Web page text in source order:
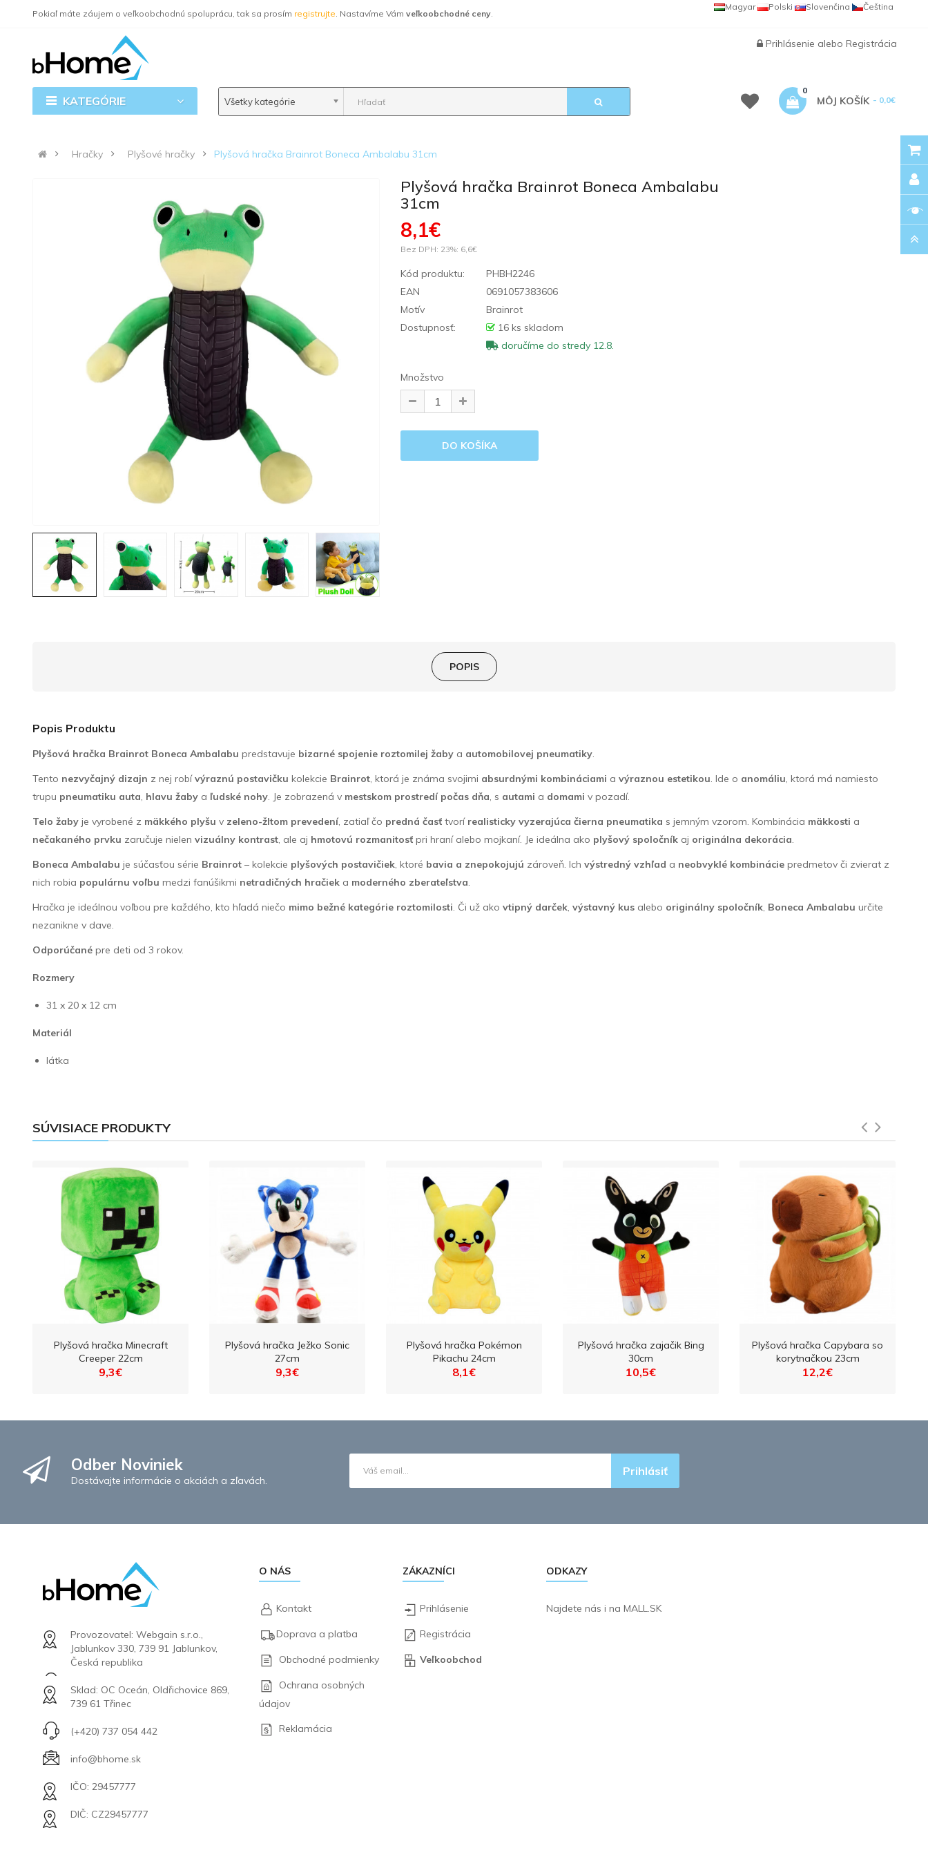
Pokiaľ máte záujem o veľkoobchodnú spoluprácu, tak sa prosím registrujte. Nastavíme Vámveľkoobchodné ceny.
Čeština
Slovenčina
Polski
Magyar
Prihlásenie alebo Registrácia
KATEGÓRIE Všetky kategórie MÔJ KOŠÍK
0
- 0,0€
Hračky Plyšové hračky Plyšová hračka Brainrot Boneca Ambalabu 31cm
Plyšová hračka Brainrot Boneca Ambalabu
31cm
8,1€
Bez DPH: 23%: 6,6€
Kód produktu:
PHBH2246
EAN
0691057383606
Motív
Brainrot
Dostupnosť:
16 ks skladom
doručíme do stredy 12.8.
Množstvo
POPIS
Popis Produktu
Plyšová hračka Brainrot Boneca Ambalabu predstavuje bizarné spojenie roztomilej žaby a automobilovej pneumatiky.
Tento nezvyčajný dizajn z nej robívýraznú postavičku kolekcie Brainrot, ktorá je známa svojimi absurdnými kombináciami avýraznou estetikou. Ide o anomáliu, ktorá má namiesto
trupu pneumatiku auta, hlavu žaby a ľudské nohy. Je zobrazená v mestskom prostredí počas dňa, s autami a domami v pozadí.
Telo žaby je vyrobené z mäkkého plyšu v zeleno-žltom prevedení, zatiaľ čo predná časť tvorí realisticky vyzerajúca čierna pneumatika s jemným vzorom. Kombinácia mäkkosti a
nečakaného prvku zaručuje nielenvizuálny kontrast, ale aj hmotovú rozmanitosť pri hraní alebo mojkaní. Je ideálna ako plyšový spoločník aj originálna dekorácia.
Boneca Ambalabu je súčasťou série Brainrot – kolekcie plyšových postavičiek, ktoré bavia a znepokojujú zároveň. Ichvýstredný vzhľad a neobvyklé kombinácie predmetov či zvierat z
nich robia populárnu voľbu medzi fanúšikmi netradičných hračiek a moderného zberateľstva.
Hračka je ideálnou voľbou pre každého, kto hľadá niečo mimo bežné kategórie roztomilosti. Či už akovtipný darček,výstavný kus alebo originálny spoločník, Boneca Ambalabu určite
nezanikne v dave.
Odporúčané pre deti od 3 rokov.
Rozmery
31 x 20 x 12 cm
Materiál
látka
SÚVISIACE PRODUKTY
Plyšová hračka Minecraft
Creeper 22cm
9,3€
Plyšová hračka Ježko Sonic
27cm
9,3€
Plyšová hračka Pokémon
Pikachu 24cm
8,1€
Plyšová hračka zajačik Bing
30cm
10,5€
Plyšová hračka Capybara so
korytnačkou 23cm
12,2€
Odber Noviniek
Dostávajte informácie o akciách a zľavách.
Prihlásiť
Provozovatel: Webgain s.r.o.,
Jablunkov 330, 739 91 Jablunkov,
Česká republika
Sklad: OC Oceán, Oldřichovice 869,
739 61 Třinec
(+420) 737 054 442
info@bhome.sk
IČO: 29457777
DIČ: CZ29457777
O NÁS
Kontakt
Doprava a platba
Obchodné podmienky
Ochrana osobných
údajov
Reklamácia
ZÁKAZNÍCI
Prihlásenie
Registrácia
Veľkoobchod
ODKAZY
Najdete nás i naMALL.SK